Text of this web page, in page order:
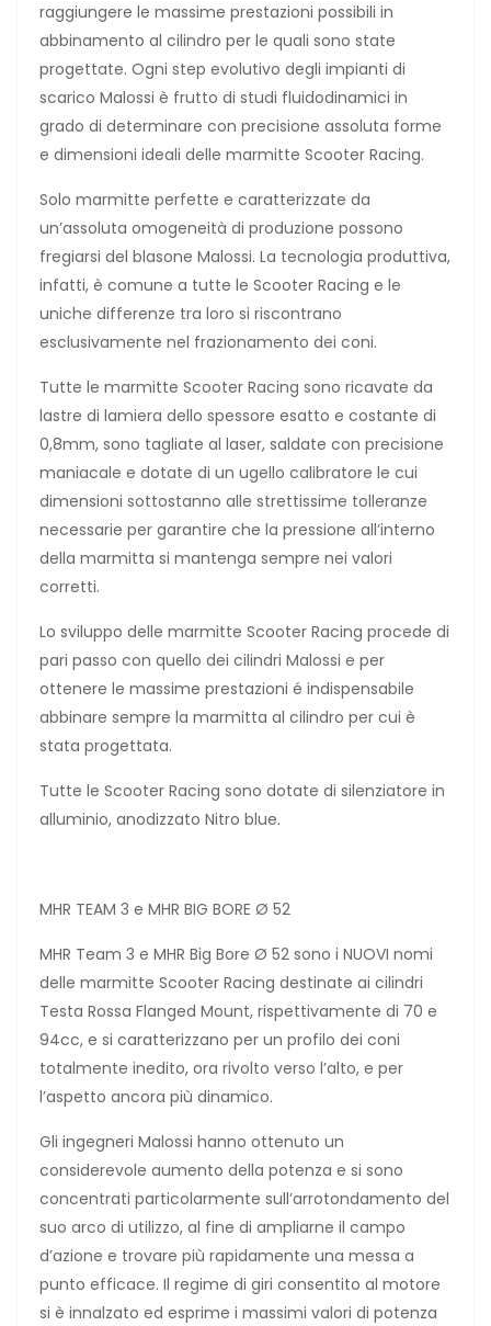
raggiungere le massime prestazioni possibili in
abbinamento al cilindro per le quali sono state
progettate. Ogni step evolutivo degli impianti di
scarico Malossi è frutto di studi fluidodinamici in
grado di determinare con precisione assoluta forme
e dimensioni ideali delle marmitte Scooter Racing.
Solo marmitte perfette e caratterizzate da
un’assoluta omogeneità di produzione possono
fregiarsi del blasone Malossi. La tecnologia produttiva,
infatti, è comune a tutte le Scooter Racing e le
uniche differenze tra loro si riscontrano
esclusivamente nel frazionamento dei coni.
Tutte le marmitte Scooter Racing sono ricavate da
lastre di lamiera dello spessore esatto e costante di
0,8mm, sono tagliate al laser, saldate con precisione
maniacale e dotate di un ugello calibratore le cui
dimensioni sottostanno alle strettissime tolleranze
necessarie per garantire che la pressione all’interno
della marmitta si mantenga sempre nei valori
corretti.
Lo sviluppo delle marmitte Scooter Racing procede di
pari passo con quello dei cilindri Malossi e per
ottenere le massime prestazioni é indispensabile
abbinare sempre la marmitta al cilindro per cui è
stata progettata.
Tutte le Scooter Racing sono dotate di silenziatore in
alluminio, anodizzato Nitro blue.
MHR TEAM 3 e MHR BIG BORE Ø 52
MHR Team 3 e MHR Big Bore Ø 52 sono i NUOVI nomi
delle marmitte Scooter Racing destinate ai cilindri
Testa Rossa Flanged Mount, rispettivamente di 70 e
94cc, e si caratterizzano per un profilo dei coni
totalmente inedito, ora rivolto verso l’alto, e per
l’aspetto ancora più dinamico.
Gli ingegneri Malossi hanno ottenuto un
considerevole aumento della potenza e si sono
concentrati particolarmente sull’arrotondamento del
suo arco di utilizzo, al fine di ampliarne il campo
d’azione e trovare più rapidamente una messa a
punto efficace. Il regime di giri consentito al motore
si è innalzato ed esprime i massimi valori di potenza